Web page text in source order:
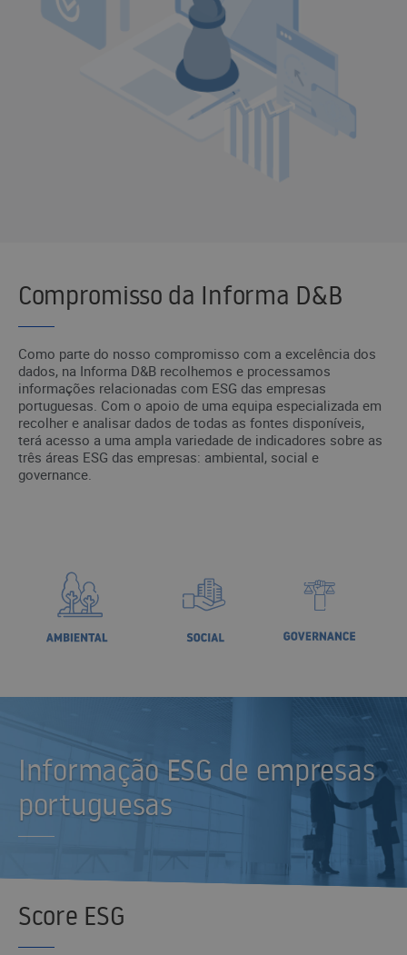
Compromisso da Informa D&B
Como parte do nosso compromisso com a excelência dos
dados, na Informa D&B recolhemos e processamos
informações relacionadas com ESG das empresas
portuguesas. Com o apoio de uma equipa especializada em
recolher e analisar dados de todas as fontes disponíveis,
terá acesso a uma ampla variedade de indicadores sobre as
três áreas ESG das empresas: ambiental, social e
governance.
Informação ESG de empresas
portuguesas
Score ESG